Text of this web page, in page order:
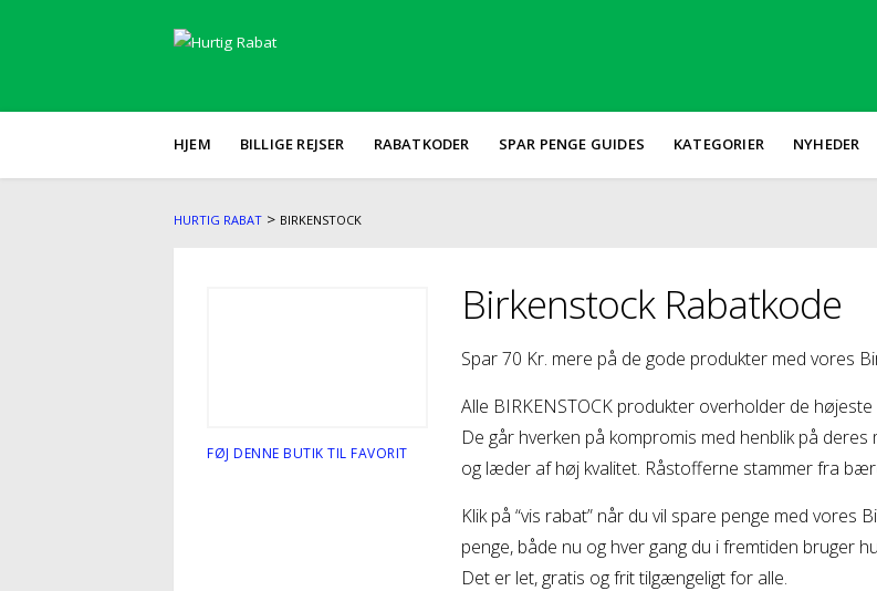
HJEM BILLIGE REJSER RABATKODER SPAR PENGE GUIDES KATEGORIER NYHEDER
HURTIG RABAT > BIRKENSTOCK
FØJ DENNE BUTIK TIL FAVORIT
Birkenstock Rabatkode
Spar 70 Kr. mere på de gode produkter med vores
Alle BIRKENSTOCK produkter overholder de
De går hverken på kompromis med henblik på
og læder af høj kvalitet. Råstofferne stammer fra
Klik på “vis rabat” når du vil spare penge med
penge, både nu og hver gang du i fremtiden bruger
Det er let, gratis og frit tilgængeligt for alle.